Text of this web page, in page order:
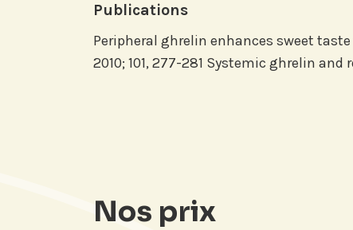
Publications
Peripheral ghrelin enhances sweet
2010; 101, 277-281 Systemic ghrelin
Nos prix